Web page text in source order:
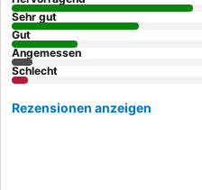
Sehr gut
Gut
Angemessen
Schlecht
Rezensionen anzeigen